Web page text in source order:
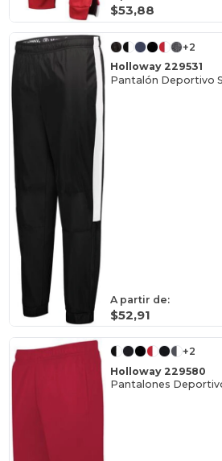
$53,88
+2
Holloway 229531
Pantalón Deportivo
A partir de:
$52,91
+2
Holloway 229580
Pantalones